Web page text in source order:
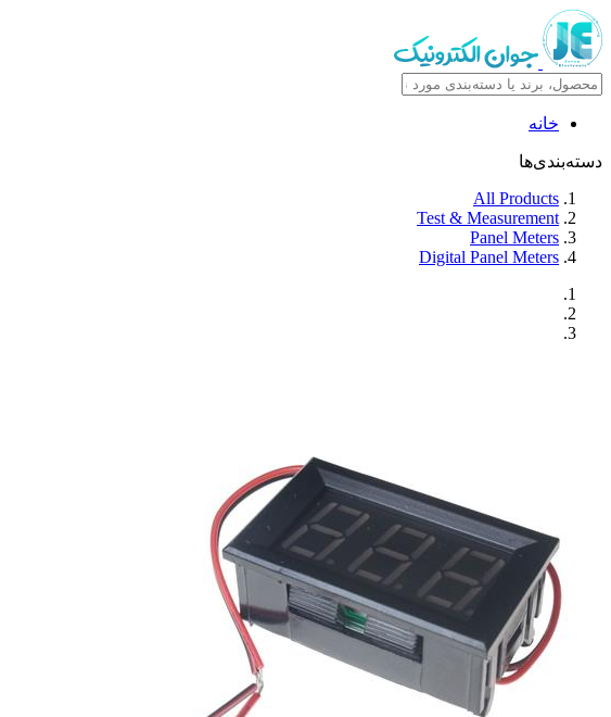
خانه
دسته‌بندی‌ها
All Products
Test & Measurement
Panel Meters
Digital Panel Meters